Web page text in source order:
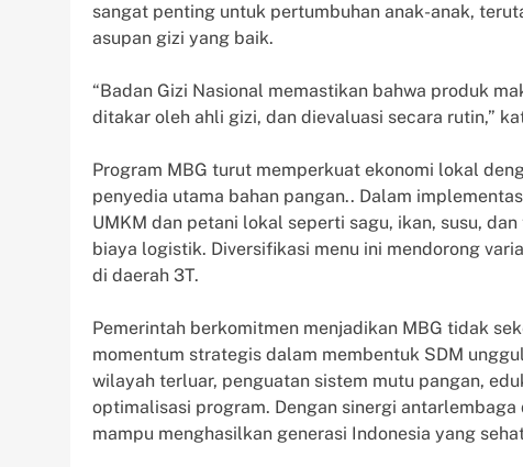
sangat penting untuk pertumbuhan anak-anak,
asupan gizi yang baik.
“Badan Gizi Nasional memastikan bahwa produk
ditakar oleh ahli gizi, dan dievaluasi secara rutin,”
Program MBG turut memperkuat ekonomi lokal
penyedia utama bahan pangan.. Dalam
UMKM dan petani lokal seperti sagu, ikan, susu,
biaya logistik. Diversifikasi menu ini mendorong
di daerah 3T.
Pemerintah berkomitmen menjadikan MBG tidak
momentum strategis dalam membentuk SDM
wilayah terluar, penguatan sistem mutu pangan,
optimalisasi program. Dengan sinergi
mampu menghasilkan generasi Indonesia yang